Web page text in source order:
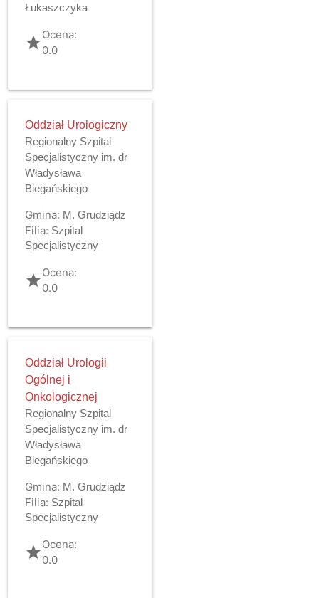
Łukaszczyka
gradeOcena:
0.0
Oddział Urologiczny
Regionalny Szpital
Specjalistyczny im. dr
Władysława
Biegańskiego
Gmina: M. Grudziądz
Filia: Szpital
Specjalistyczny
gradeOcena:
0.0
Oddział Urologii
Ogólnej i
Onkologicznej
Regionalny Szpital
Specjalistyczny im. dr
Władysława
Biegańskiego
Gmina: M. Grudziądz
Filia: Szpital
Specjalistyczny
gradeOcena:
0.0